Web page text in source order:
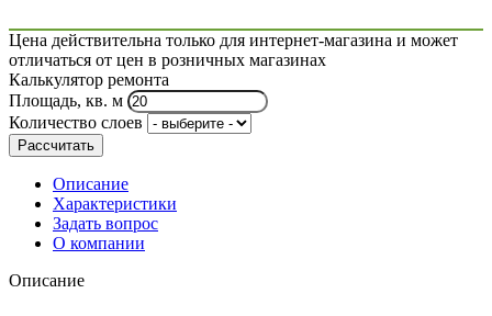
Цена действительна только для интернет-магазина и может
отличаться от цен в розничных магазинах
Калькулятор ремонта
Площадь, кв. м
Количество слоев
Рассчитать
Описание
Характеристики
Задать вопрос
О компании
Описание